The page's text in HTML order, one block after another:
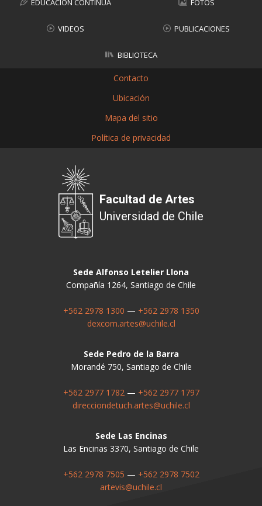
EDUCACIÓN CONTINUA FOTOS
VIDEOS PUBLICACIONES
BIBLIOTECA
Contacto
Ubicación
Mapa del sitio
Política de privacidad
Facultad de Artes
Universidad de Chile
Sede Alfonso Letelier Llona
Compañía 1264, Santiago de Chile
+562 2978 1300 — +562 2978 1350
dexcom.artes@uchile.cl
Sede Pedro de la Barra
Morandé 750, Santiago de Chile
+562 2977 1782— +562 2977 1797
direcciondetuch.artes@uchile.cl
Sede Las Encinas
Las Encinas 3370, Santiago de Chile
+562 2978 7505 — +562 2978 7502
artevis@uchile.cl